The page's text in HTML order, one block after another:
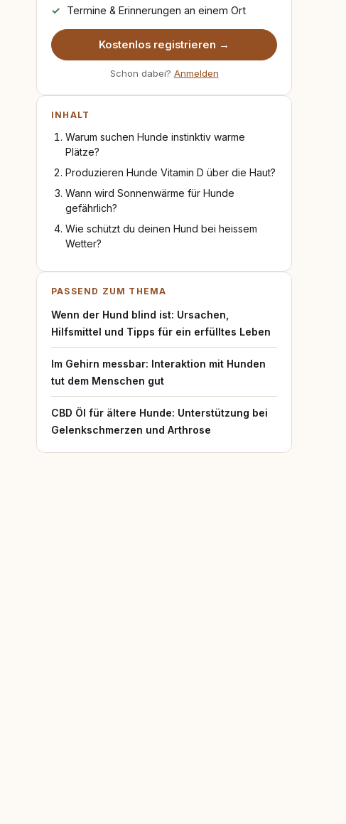
Termine & Erinnerungen an einem Ort
Kostenlos registrieren →
Schon dabei? Anmelden
INHALT
Warum suchen Hunde instinktiv warme
Plätze?
Produzieren Hunde Vitamin D über die Haut?
Wann wird Sonnenwärme für Hunde
gefährlich?
Wie schützt du deinen Hund bei heissem
Wetter?
PASSEND ZUM THEMA
Wenn der Hund blind ist: Ursachen,
Hilfsmittel und Tipps für ein erfülltes Leben
Im Gehirn messbar: Interaktion mit Hunden
tut dem Menschen gut
CBD Öl für ältere Hunde: Unterstützung bei
Gelenkschmerzen und Arthrose